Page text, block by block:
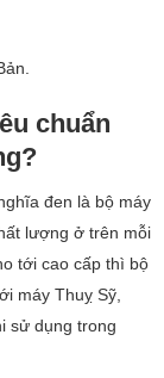
chuẩn
đen là bộ máy
lượng ở trên mỗi
tới cao cấp thì bộ
máy Thuỵ Sỹ,
sử dụng trong